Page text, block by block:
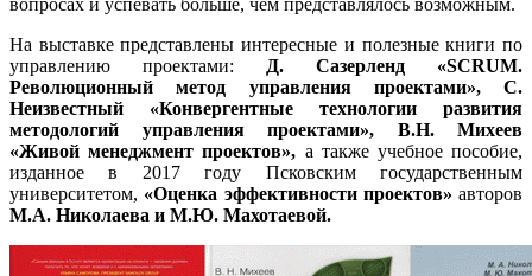
На выставке представлены интересные и полезные книги по
управлению проектами:
Д. Сазерленд «SCRUM.
Революционный метод управления проектами», С.
Неизвестный «Конвергентные технологии развития
методологий управления проектами», В.Н. Михеев
«Живой менеджмент проектов», а также учебное пособие,
изданное в 2017 году Псковским государственным
университетом, «Оценка эффективности проектов» авторов
М.А. Николаева и М.Ю. Махотаевой.